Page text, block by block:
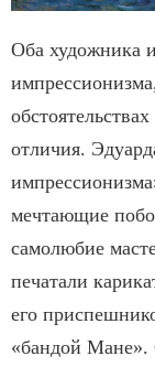
Оба художника
отличия.
мечтающие
самолюбие
печатали
его
«бандой Мане».